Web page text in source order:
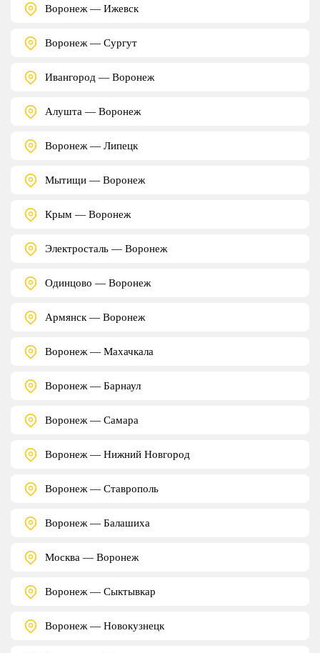
Воронеж — Ижевск
Воронеж — Сургут
Ивангород — Воронеж
Алушта — Воронеж
Воронеж — Липецк
Мытищи — Воронеж
Крым — Воронеж
Электросталь — Воронеж
Одинцово — Воронеж
Армянск — Воронеж
Воронеж — Махачкала
Воронеж — Барнаул
Воронеж — Самара
Воронеж — Нижний Новгород
Воронеж — Ставрополь
Воронеж — Балашиха
Москва — Воронеж
Воронеж — Сыктывкар
Воронеж — Новокузнецк